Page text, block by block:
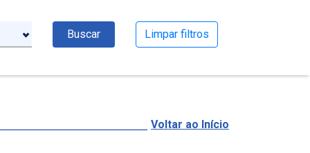
Buscar Limpar filtros
Voltar ao Início